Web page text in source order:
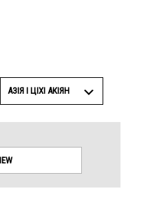
АЗІЯ І ЦІХІ АКІЯН